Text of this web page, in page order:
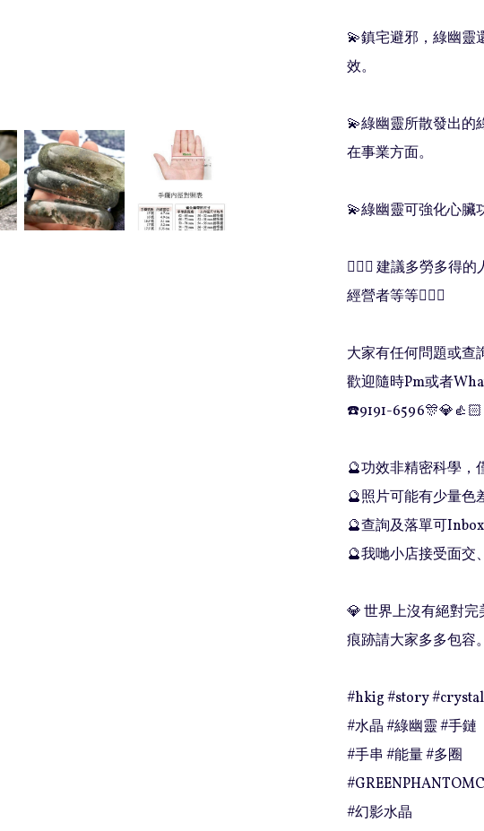
💫鎮宅避邪，綠幽靈
效。
💫綠幽靈所散發出的
在事業方面​。
💫綠幽靈可強化心
🧚🏻‍♂️ 建議多勞多得
經營者等等💁🏻‍♀️
大家有任何問題或
歡迎隨時Pm或者
☎️9191-6596🎊💎👍🏻
🔮功效非精密科學，
🔮照片可能有少量色
🔮查詢及落單可Inbox
🔮我哋小店接受面交
💎 世界上沒有絕對
痕跡請大家多多包容。
#hkig #story
#水晶 #綠幽靈 #手鏈
#手串 #能量 #多圈
#幻影水晶